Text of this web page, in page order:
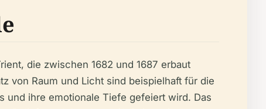
die zwischen 1682 und 1687 erbaut
von Raum und Licht sind beispielhaft für die
und ihre emotionale Tiefe gefeiert wird. Das